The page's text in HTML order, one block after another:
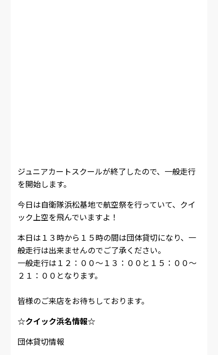
ジュニアカートスクールが終了したので、一般走行
を開始します。
今日は自衛隊浜松基地で航空祭を行っていて、クイ
ック上空を飛んでいますよ！
本日は１３時から１５時の間は団体貸切になり、一
般走行は出来ませんのでご了承ください。
一般走行は１２：００～１３：００と１５：００～
２１：００となります。
皆様のご来店をお待ちしております。
☆クイック浜名情報☆
団体貸切情報